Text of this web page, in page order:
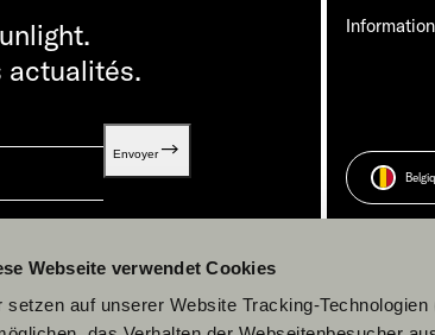
Webseite verwendet Cookies
setzen auf unserer Website Tracking-
actualités.
Envoyer